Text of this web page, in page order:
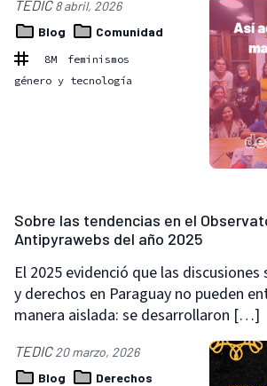
TEDIC8 abril, 2026
Blog
Comunidad
8M
feminismos
género y tecnología
Sobre las tendencias en el
Antipyrawebs del año 2025
El 2025 evidenció que las
y derechos en Paraguay no pueden
manera aislada: se desarrollaron […]
TEDIC20 marzo, 2026
Blog
Derechos